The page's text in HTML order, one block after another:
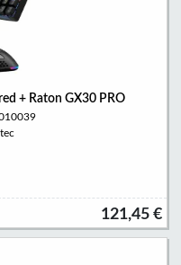
+ Raton GX30 PRO
121,45 €